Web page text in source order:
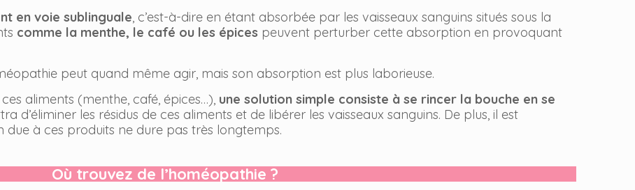
en voie sublinguale, c’est-à-dire en étant absorbée par les vaisseaux sanguins situés sous la
comme la menthe, le café ou les épices peuvent perturber cette absorption en provoquant
peut quand même agir, mais son absorption est plus laborieuse.
aliments (menthe, café, épices…), une solution simple consiste à se rincer la bouche en se
d’éliminer les résidus de ces aliments et de libérer les vaisseaux sanguins. De plus, il est
à ces produits ne dure pas très longtemps.
Où trouvez de l’homéopathie ?